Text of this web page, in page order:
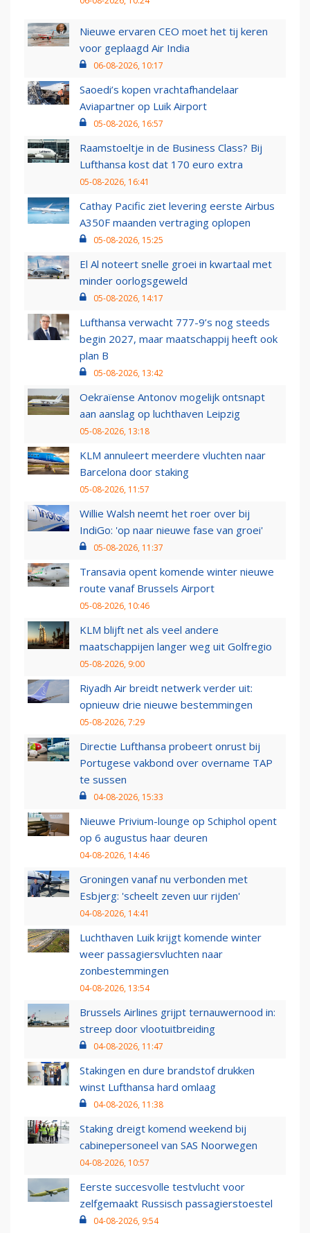
Nieuwe ervaren CEO moet het tij keren
voor geplaagd Air India
06-08-2026, 10:17
Saoedi’s kopen vrachtafhandelaar
Aviapartner op Luik Airport
05-08-2026, 16:57
Raamstoeltje in de Business Class? Bij
Lufthansa kost dat 170 euro extra
05-08-2026, 16:41
Cathay Pacific ziet levering eerste Airbus
A350F maanden vertraging oplopen
05-08-2026, 15:25
El Al noteert snelle groei in kwartaal met
minder oorlogsgeweld
05-08-2026, 14:17
Lufthansa verwacht 777-9’s nog steeds
begin 2027, maar maatschappij heeft ook
plan B
05-08-2026, 13:42
Oekraïense Antonov mogelijk ontsnapt
aan aanslag op luchthaven Leipzig
05-08-2026, 13:18
KLM annuleert meerdere vluchten naar
Barcelona door staking
05-08-2026, 11:57
Willie Walsh neemt het roer over bij
IndiGo: 'op naar nieuwe fase van groei'
05-08-2026, 11:37
Transavia opent komende winter nieuwe
route vanaf Brussels Airport
05-08-2026, 10:46
KLM blijft net als veel andere
maatschappijen langer weg uit Golfregio
05-08-2026, 9:00
Riyadh Air breidt netwerk verder uit:
opnieuw drie nieuwe bestemmingen
05-08-2026, 7:29
Directie Lufthansa probeert onrust bij
Portugese vakbond over overname TAP
te sussen
04-08-2026, 15:33
Nieuwe Privium-lounge op Schiphol opent
op 6 augustus haar deuren
04-08-2026, 14:46
Groningen vanaf nu verbonden met
Esbjerg: 'scheelt zeven uur rijden'
04-08-2026, 14:41
Luchthaven Luik krijgt komende winter
weer passagiersvluchten naar
zonbestemmingen
04-08-2026, 13:54
Brussels Airlines grijpt ternauwernood in:
streep door vlootuitbreiding
04-08-2026, 11:47
Stakingen en dure brandstof drukken
winst Lufthansa hard omlaag
04-08-2026, 11:38
Staking dreigt komend weekend bij
cabinepersoneel van SAS Noorwegen
04-08-2026, 10:57
Eerste succesvolle testvlucht voor
zelfgemaakt Russisch passagierstoestel
04-08-2026, 9:54